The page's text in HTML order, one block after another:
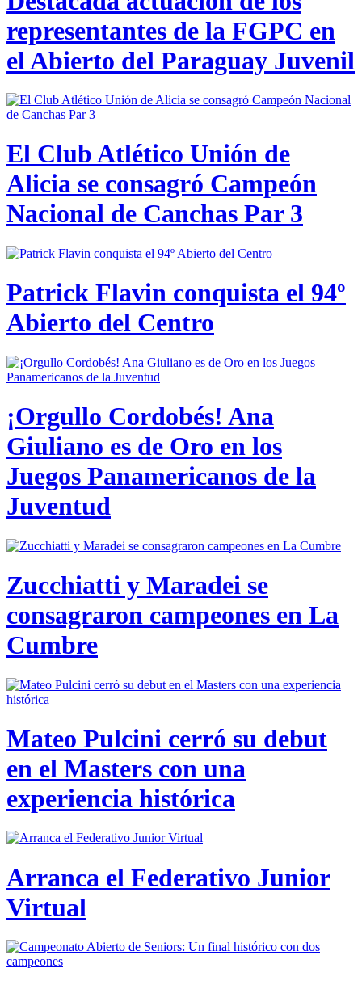
representantes de la FGPC en
el Abierto del Paraguay Juvenil
El Club Atlético Unión de
Alicia se consagró Campeón
Nacional de Canchas Par 3
Patrick Flavin conquista el 94º
Abierto del Centro
¡Orgullo Cordobés! Ana
Giuliano es de Oro en los
Juegos Panamericanos de la
Juventud
Zucchiatti y Maradei se
consagraron campeones en La
Cumbre
Mateo Pulcini cerró su debut
en el Masters con una
experiencia histórica
Arranca el Federativo Junior
Virtual